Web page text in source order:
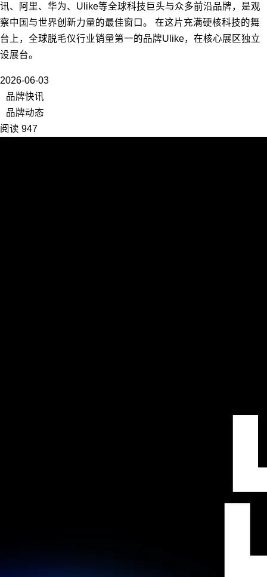
讯、阿里、华为、Ulike等全球科技巨头与众多前沿品牌，是观
察中国与世界创新力量的最佳窗口。 在这片充满硬核科技的舞
台上，全球脱毛仪行业销量第一的品牌Ulike，在核心展区独立
设展台。
2026-06-03
品牌快讯
品牌动态
阅读 947